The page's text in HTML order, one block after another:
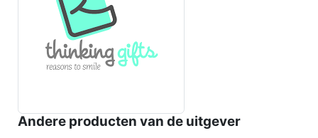
Andere producten van de uitgever